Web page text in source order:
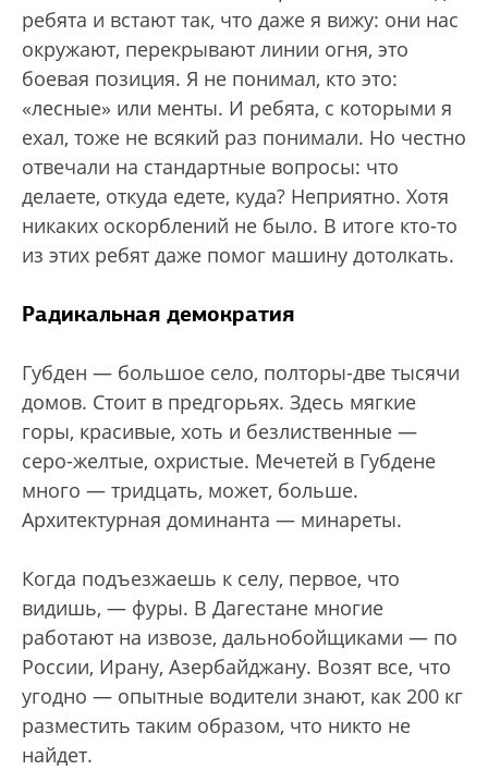
ребята и встают так, что даже я вижу: они нас
окружают, перекрывают линии огня, это
боевая позиция. Я не понимал, кто это:
«лесные» или менты. И ребята, с которыми я
ехал, тоже не всякий раз понимали. Но честно
отвечали на стандартные вопросы: что
делаете, откуда едете, куда? Неприятно. Хотя
никаких оскорблений не было. В итоге кто-то
из этих ребят даже помог машину дотолкать.
Радикальная демократия
Губден — большое село, полторы-две тысячи
домов. Стоит в предгорьях. Здесь мягкие
горы, красивые, хоть и безлиственные —
серо-желтые, охристые. Мечетей в Губдене
много — тридцать, может, больше.
Архитектурная доминанта — минареты.
Когда подъезжаешь к селу, первое, что
видишь, — фуры. В Дагестане многие
работают на извозе, дальнобойщиками — по
России, Ирану, Азербайджану. Возят все, что
угодно — опытные водители знают, как 200 кг
разместить таким образом, что никто не
найдет.